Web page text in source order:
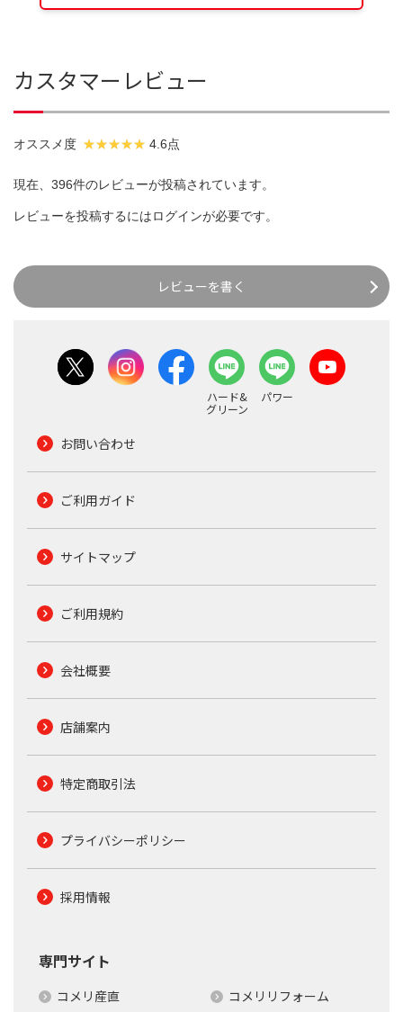
カスタマーレビュー
オススメ度 4.6点
現在、396件のレビューが投稿されています。
レビューを投稿するにはログインが必要です。
レビューを書く
ハード&
グリーン
パワー
お問い合わせ
ご利用ガイド
サイトマップ
ご利用規約
会社概要
店舗案内
特定商取引法
プライバシーポリシー
採用情報
専門サイト
コメリ産直 コメリリフォーム